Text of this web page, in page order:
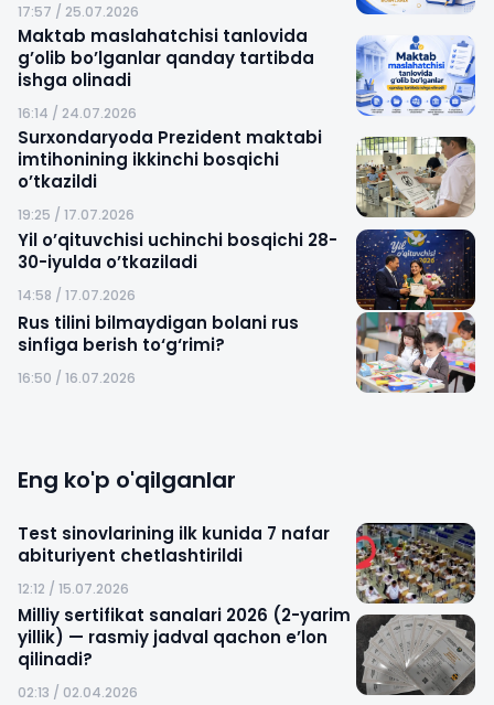
17:57 / 25.07.2026
Maktab maslahatchisi tanlovida
g’olib bo’lganlar qanday tartibda
ishga olinadi
16:14 / 24.07.2026
Surxondaryoda Prezident maktabi
imtihonining ikkinchi bosqichi
o’tkazildi
19:25 / 17.07.2026
Yil o’qituvchisi uchinchi bosqichi 28-
30-iyulda o’tkaziladi
14:58 / 17.07.2026
Rus tilini bilmaydigan bolani rus
sinfiga berish to‘g‘rimi?
16:50 / 16.07.2026
Eng ko'p o'qilganlar
Test sinovlarining ilk kunida 7 nafar
abituriyent chetlashtirildi
12:12 / 15.07.2026
Milliy sertifikat sanalari 2026 (2-yarim
yillik) — rasmiy jadval qachon e’lon
qilinadi?
02:13 / 02.04.2026